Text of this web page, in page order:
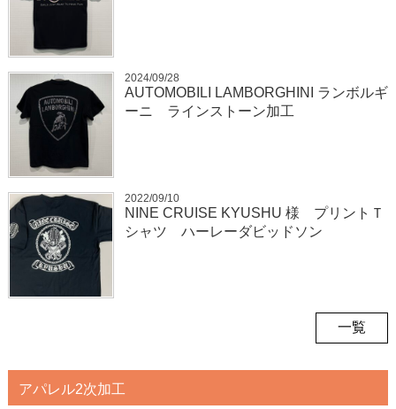
2024/09/28
AUTOMOBILI LAMBORGHINI ランボルギ
ーニ ラインストーン加工
2022/09/10
NINE CRUISE KYUSHU 様 プリントＴ
シャツ ハーレーダビッドソン
一覧
アパレル2次加工